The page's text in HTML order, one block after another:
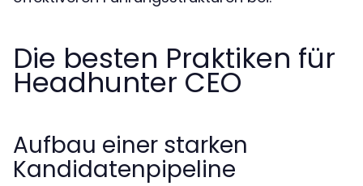
Die besten Praktiken für
Headhunter CEO
Aufbau einer starken
Kandidatenpipeline